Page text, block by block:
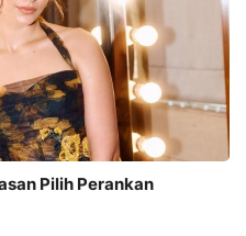
Pilih Perankan